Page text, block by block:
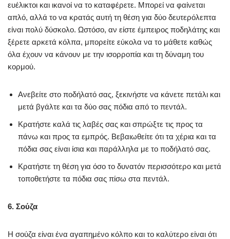
ευέλικτοι και ικανοί να το καταφέρετε. Μπορεί να φαίνεται
απλό, αλλά το να κρατάς αυτή τη θέση για δύο δευτερόλεπτα
είναι πολύ δύσκολο. Ωστόσο, αν είστε έμπειρος ποδηλάτης και
ξέρετε αρκετά κόλπα, μπορείτε εύκολα να το μάθετε καθώς
όλα έχουν να κάνουν με την ισορροπία και τη δύναμη του
κορμού.
Ανεβείτε στο ποδήλατό σας, ξεκινήστε να κάνετε πετάλι και
μετά βγάλτε και τα δύο σας πόδια από το πεντάλ.
Κρατήστε καλά τις λαβές σας και σπρώξτε τις προς τα
πάνω και προς τα εμπρός. Βεβαιωθείτε ότι τα χέρια και τα
πόδια σας είναι ίσια και παράλληλα με το ποδήλατό σας.
Κρατήστε τη θέση για όσο το δυνατόν περισσότερο και μετά
τοποθετήστε τα πόδια σας πίσω στα πεντάλ.
6. Σούζα
Η σούζα είναι ένα αγαπημένο κόλπο και το καλύτερο είναι ότι